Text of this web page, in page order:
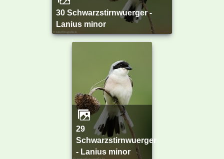
30 Schwarzstirnwuerger -
Lanius minor
29
Schwarzstirnwuerger
- Lanius minor